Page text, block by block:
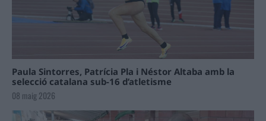
Paula Sintorres, Patrícia Pla i Néstor Altaba amb la
selecció catalana sub-16 d’atletisme
08 maig 2026